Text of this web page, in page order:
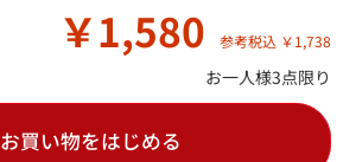
￥1,580 参考税込 ￥1,738
お一人様3点限り
お買い物をはじめる